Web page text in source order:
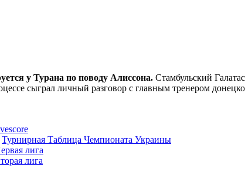
у Турана по поводу Алиссона. Стамбульский
сыграл личный разговор с главным тренером
Турнирная Таблица Чемпионата Украины
лига
лига